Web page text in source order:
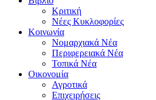
Κριτική
Νέες Κυκλοφορίες
Κοινωνία
Νομαρχιακά Νέα
Περιφερειακά Νέα
Τοπικά Νέα
Οικονομία
Αγροτικά
Επιχειρήσεις